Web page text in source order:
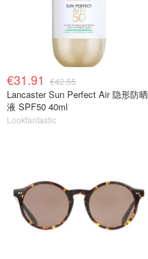
€31.91 €42.55
Lancaster Sun Perfect Air 隐形防晒
液 SPF50 40ml
Lookfantastic